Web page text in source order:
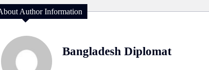
Author Information
Bangladesh Diplomat